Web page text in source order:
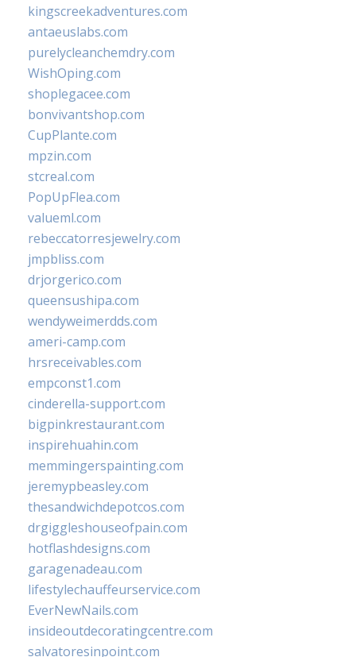
kingscreekadventures.com
antaeuslabs.com
purelycleanchemdry.com
WishOping.com
shoplegacee.com
bonvivantshop.com
CupPlante.com
mpzin.com
stcreal.com
PopUpFlea.com
valueml.com
rebeccatorresjewelry.com
jmpbliss.com
drjorgerico.com
queensushipa.com
wendyweimerdds.com
ameri-camp.com
hrsreceivables.com
empconst1.com
cinderella-support.com
bigpinkrestaurant.com
inspirehuahin.com
memmingerspainting.com
jeremypbeasley.com
thesandwichdepotcos.com
drgiggleshouseofpain.com
hotflashdesigns.com
garagenadeau.com
lifestylechauffeurservice.com
EverNewNails.com
insideoutdecoratingcentre.com
salvatoresinpoint.com